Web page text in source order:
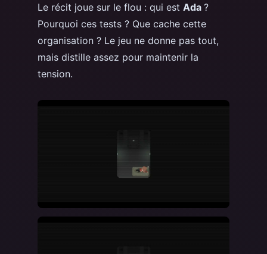
Le récit joue sur le flou : qui est Ada ?
Pourquoi ces tests ? Que cache cette
organisation ? Le jeu ne donne pas tout,
mais distille assez pour maintenir la
tension.